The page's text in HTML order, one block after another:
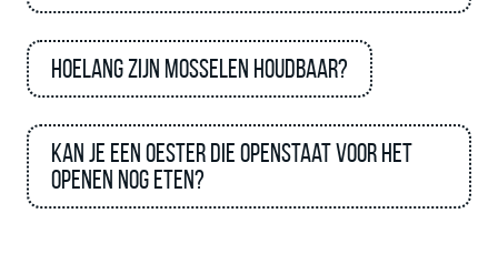
Hoelang zijn mosselen houdbaar?
Kan je een oester die openstaat voor het
openen nog eten?